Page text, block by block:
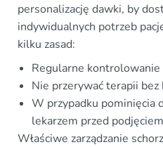
personalizację dawki, by
indywidualnych potrzeb
kilku zasad:
Regularne
Nie przerywać terapii
W przypadku pominięcia
lekarzem przed
Właściwe zarządzanie